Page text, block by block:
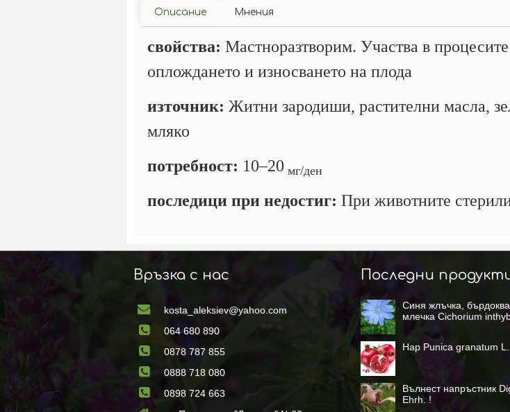
Описание Мнения
свойства: Мастноразтворим. Участва в
оплождането и износването на плода
източник: Житни зародиши, растителни масла,
мляко
потребност: 10–20 мг/ден
последици при недостиг: При животните
Връзка с нас
kosta_aleksiev@yahoo.com
064 680 890
0878 787 855
0888 718 080
0898 724 663
Последни
Синя жлъчка,
млечка Cichorium
Нар Punica granatum L.
Вълнест напръстник
Ehrh. !